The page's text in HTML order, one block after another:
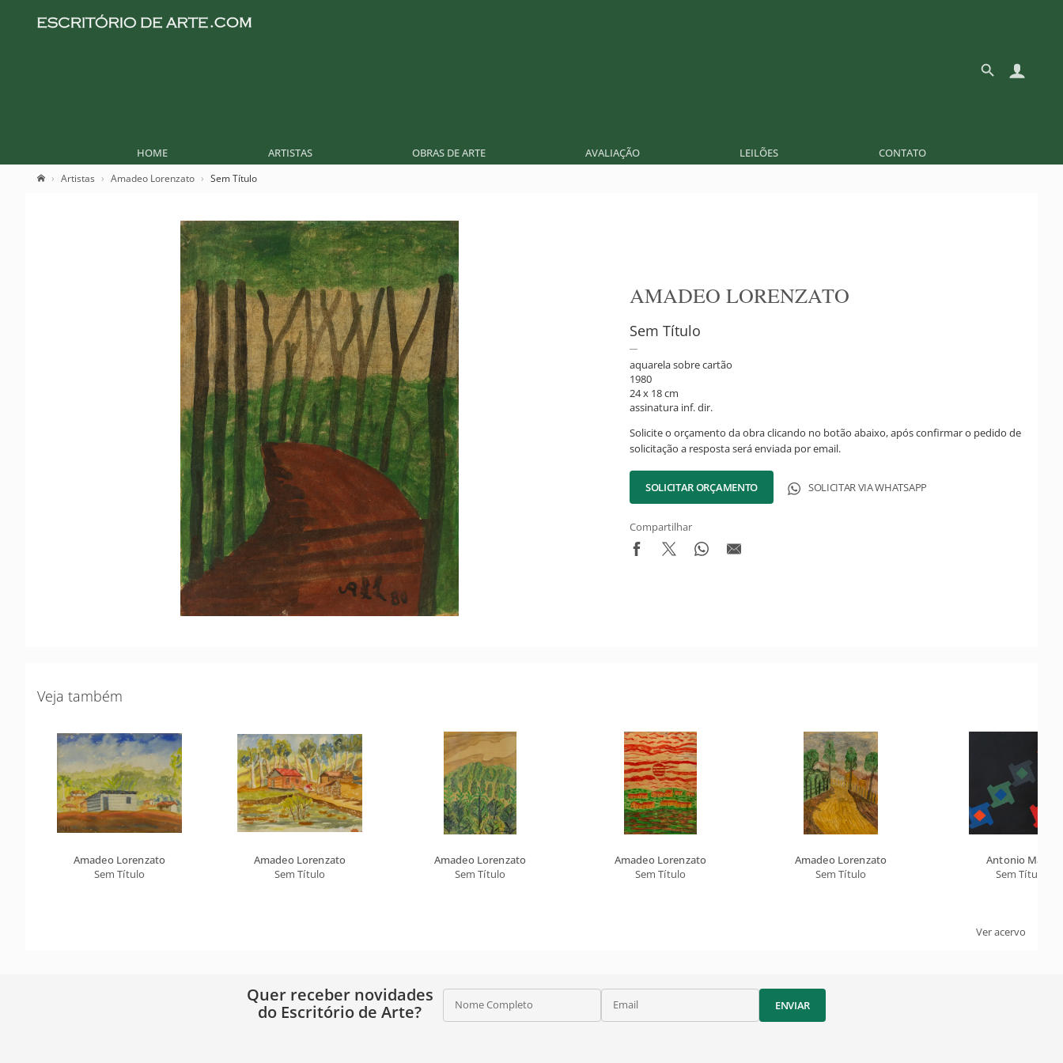
HOME ARTISTAS OBRAS DE ARTE AVALIAÇÃO LEILÕES CONTATO
Artistas Amadeo Lorenzato Sem Título
AMADEO LORENZATO
Sem Título
aquarela sobre cartão
1980
24 x 18 cm
assinatura inf. dir.
Solicite o orçamento da obra clicando no botão abaixo, após confirmar o pedido de
solicitação a resposta será enviada por email.
SOLICITAR ORÇAMENTO SOLICITAR VIA WHATSAPP
Compartilhar
Veja também
Amadeo Lorenzato
Sem Título
Amadeo Lorenzato
Sem Título
Amadeo Lorenzato
Sem Título
Amadeo Lorenzato
Sem Título
Amadeo Lorenzato
Sem Título
Antonio Maluf
Sem Título
Ver acervo
Quer receber novidades
do Escritório de Arte?
Nome Completo Email ENVIAR